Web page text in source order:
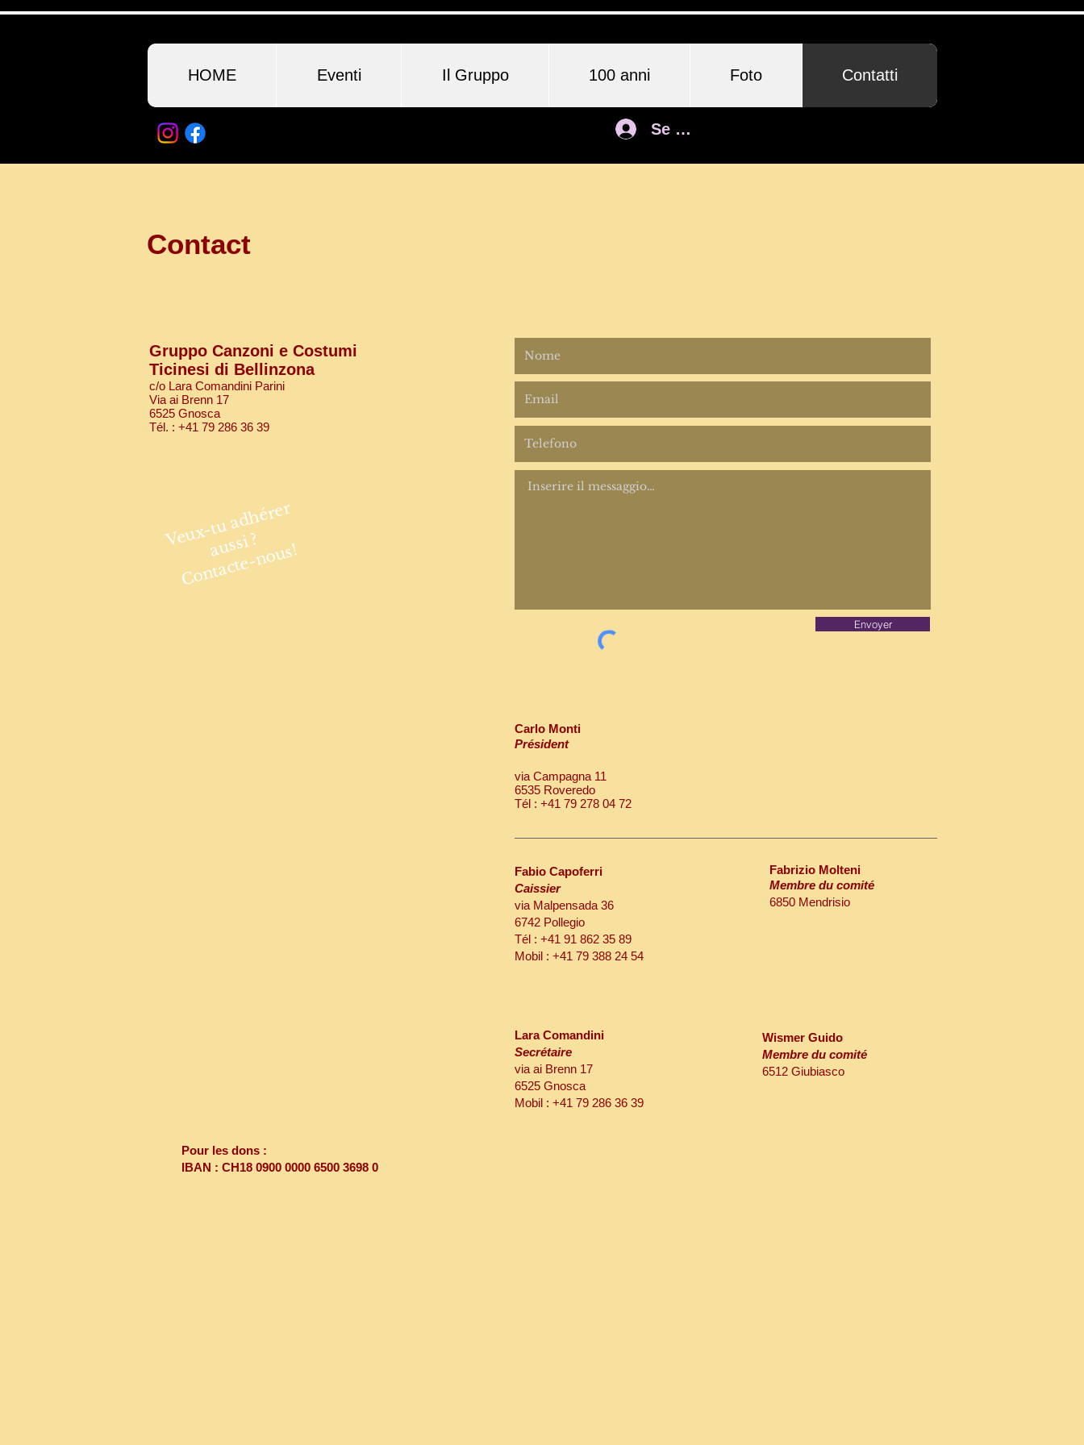
HOME Eventi Il Gruppo 100 anni Foto Contatti
Se connecter
Contact
Gruppo Canzoni e Costumi
Ticinesi di Bellinzona
c/o Lara Comandini Parini
Via ai Brenn 17
6525 Gnosca
Tél. : +41 79 286 36 39
Veux-tu adhérer
aussi ?
Contacte-nous!
Envoyer
Carlo Monti
Président
via Campagna 11
6535 Roveredo
Tél : +41 79 278 04 72
Fabio Capoferri
Caissier
via Malpensada 36
6742 Pollegio
Tél : +41 91 862 35 89
Mobil : +41 79 388 24 54
Lara Comandini
Secrétaire
via ai Brenn 17
6525 Gnosca
Mobil : +41 79 286 36 39
Pour les dons :
IBAN : CH18 0900 0000 6500 3698 0
Fabrizio Molteni
Membre du comité
6850 Mendrisio
Wismer Guido
Membre du comité
6512 Giubiasco